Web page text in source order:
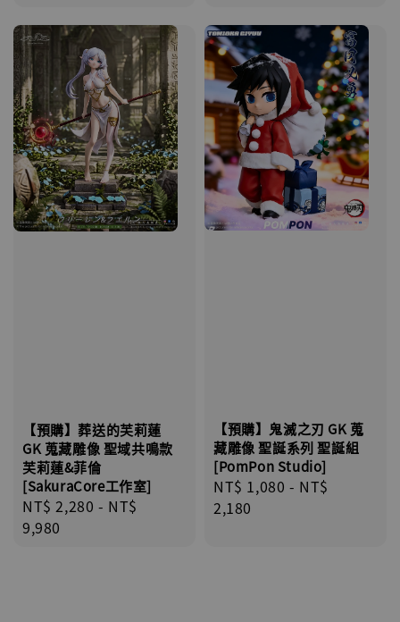
【預購】葬送的芙莉蓮
GK 蒐藏雕像 聖域共鳴款
芙莉蓮&菲倫
[SakuraCore工作室]
Regular
price
NT$ 2,280 - NT$
9,980
【預購】鬼滅之刃 GK 蒐
藏雕像 聖誕系列 聖誕組
[PomPon Studio]
Regular
price
NT$ 1,080 - NT$
2,180